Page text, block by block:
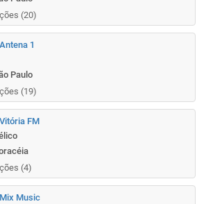
(20)
1
Paulo
(19)
FM
(4)
Music